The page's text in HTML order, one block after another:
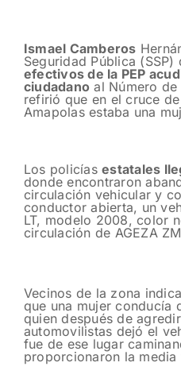
Ismael Camberos
Seguridad Pública
efectivos de la PEP
ciudadano al Número de
refirió que en el cruce
Amapolas estaba una
Los policíasestatales
donde encontraron
circulación vehicular y
conductor abierta, un
LT, modelo 2008, color
circulación de AGEZA
Vecinos de la zona
que una mujer conducía
quien después de
automovilistas dejó el
fue de ese lugar
proporcionaron la